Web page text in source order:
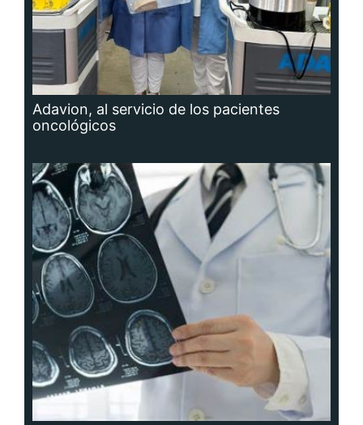
Adavion, al servicio de los pacientes
oncológicos